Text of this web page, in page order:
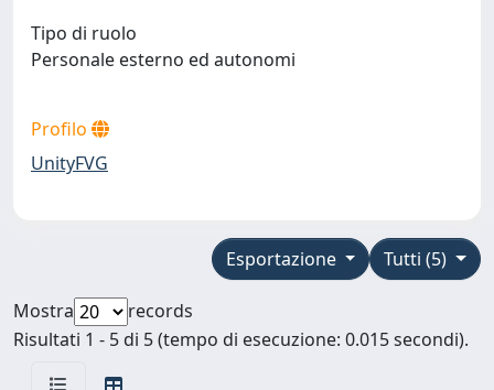
Tipo di ruolo
Personale esterno ed autonomi
Profilo
UnityFVG
Tutti (5)
Esportazione
Mostra
records
Risultati 1 - 5 di 5 (tempo di esecuzione: 0.015 secondi).